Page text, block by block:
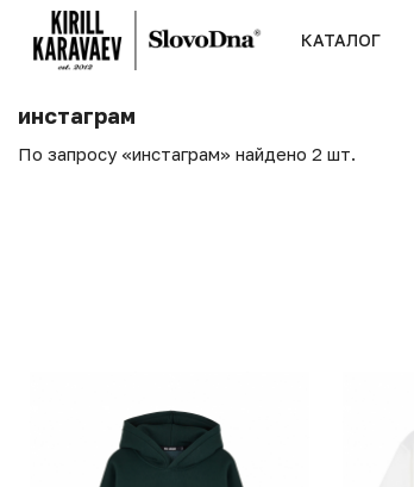
КАТАЛОГ
инстаграм
По запросу «инстаграм» найдено 2 шт.